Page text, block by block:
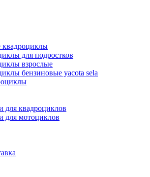
квадроциклы
для подростков
взрослые
бензиновые yacota sela
для квадроциклов
для мотоциклов